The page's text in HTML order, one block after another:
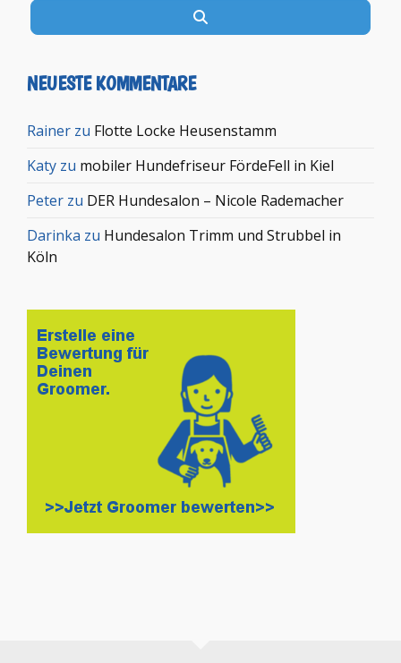
NEUESTE KOMMENTARE
Rainer zu Flotte Locke Heusenstamm
Katy zu mobiler Hundefriseur FördeFell in Kiel
Peter zu DER Hundesalon – Nicole Rademacher
Darinka zu Hundesalon Trimm und Strubbel in
Köln